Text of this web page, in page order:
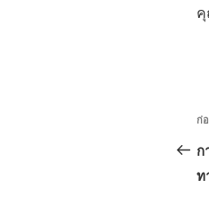
เ
ห
ก่
ก
ท